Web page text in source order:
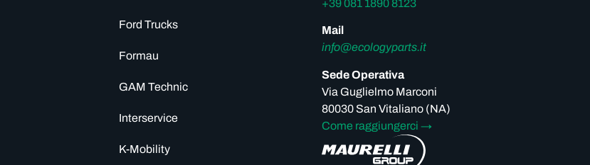
Ford Trucks
Formau
GAM Technic
Interservice
K-Mobility
+39 081 1890 8123
Mail
info@ecologyparts.it
Sede Operativa
Via Guglielmo Marconi
80030 San Vitaliano (NA)
Come raggiungerci →